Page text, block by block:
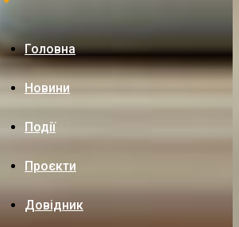
Головна
Новини
Події
Проєкти
Довідник